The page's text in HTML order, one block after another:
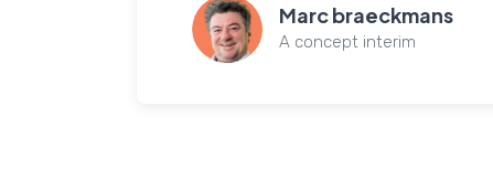
Marc braeckmans
A concept interim